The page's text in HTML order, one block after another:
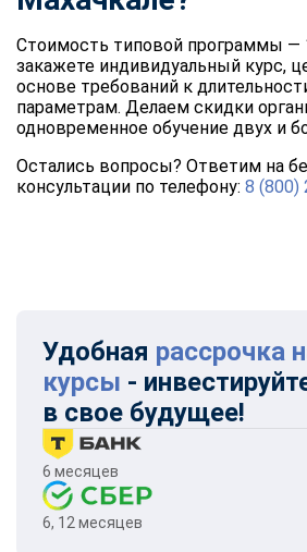
Стоимость типовой программы —
закажете индивидуальный курс,
основе требований к
параметрам. Делаем скидки
одновременное обучение двух и
Остались вопросы? Ответим на
консультации по телефону: 8 (800)
Удобная рассрочка
курсы -
в свое будущее!
6 месяцев
6, 12 месяцев